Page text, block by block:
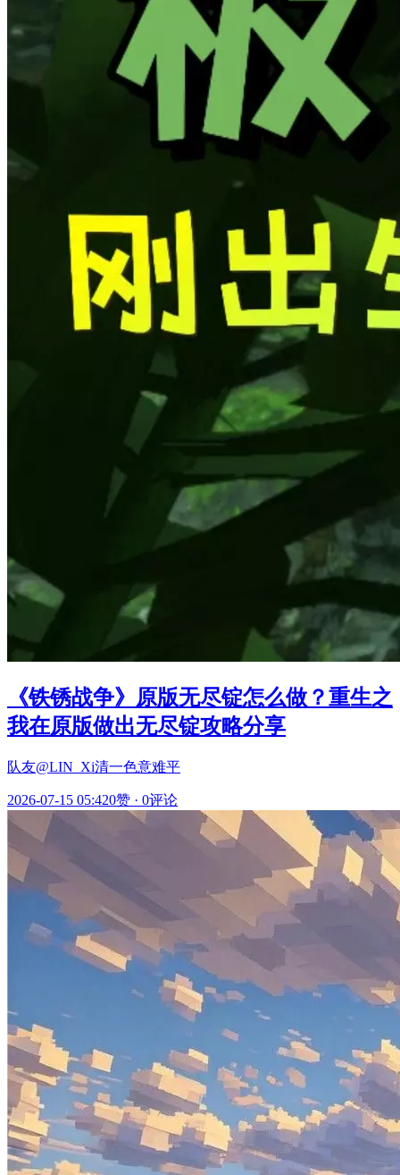
《铁锈战争》原版无尽锭怎么做？重生之
我在原版做出无尽锭攻略分享
队友@LIN_Xi清一色意难平
2026-07-15 05:420赞 · 0评论